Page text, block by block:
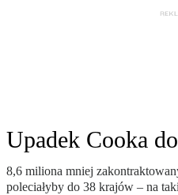
Upadek Cooka
8,6 miliona mniej
poleciałyby do 38 krajów – na